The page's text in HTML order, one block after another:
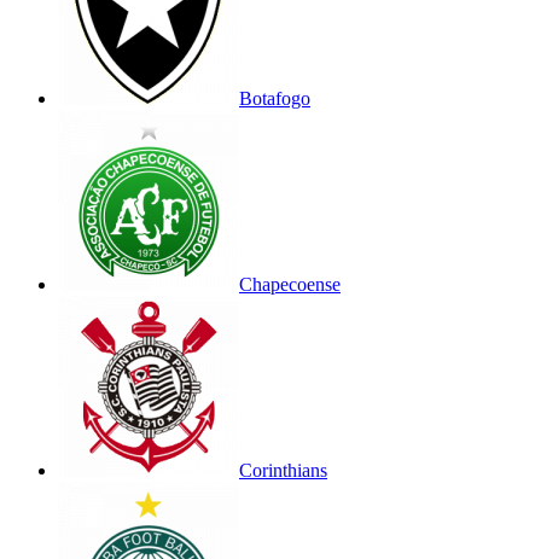
Botafogo
Chapecoense
Corinthians